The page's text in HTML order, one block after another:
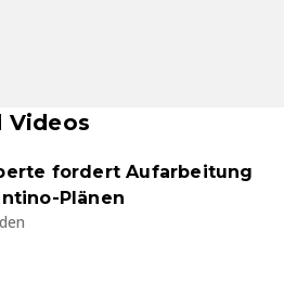
Videos
fordert Aufarbeitung
Plänen